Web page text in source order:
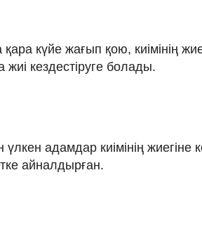
күйе жағып қою, киімінің
кездестіруге болады.
үлкен адамдар киімінің жиегіне
айналдырған.